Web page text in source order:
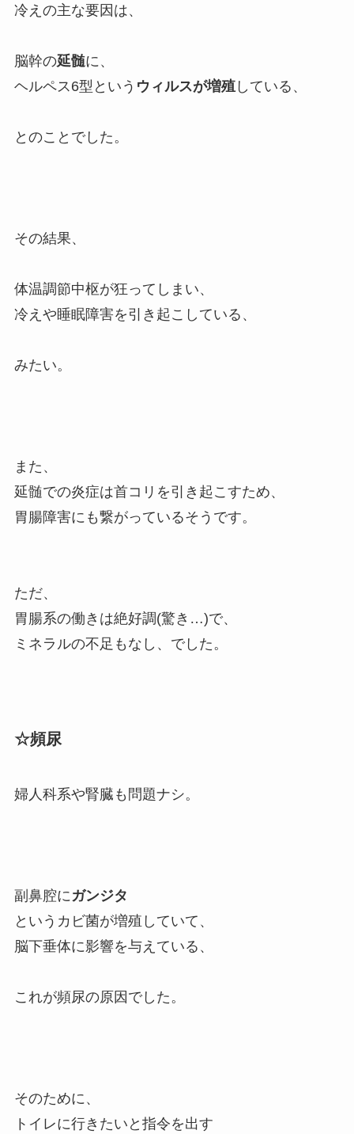
冷えの主な要因は、
脳幹の延髄に、
ヘルペス6型という ウィルスが増殖している、
とのことでした。
その結果、
体温調節中枢が狂ってしまい、
冷えや睡眠障害を引き起こしている、
みたい。
また、
延髄での炎症は首コリを引き起こすため、
胃腸障害にも繋がっているそうです。
ただ、
胃腸系の働きは絶好調(驚き…)で、
ミネラルの不足もなし、でした。
☆頻尿
婦人科系や腎臓も問題ナシ。
副鼻腔に ガンジタ
というカビ菌が増殖していて、
脳下垂体に影響を与えている、
これが頻尿の原因でした。
そのために、
トイレに行きたいと指令を出す